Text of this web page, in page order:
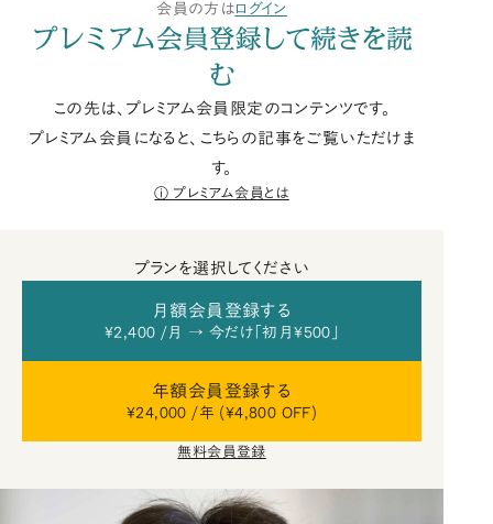
会員の方はログイン
プレミアム会員登録して続きを読
む
この先は、プレミアム会員限定のコンテンツです。
プレミアム会員になると、こちらの記事をご覧いただけま
す。
プレミアム会員とは
プランを選択してください
月額会員登録する
¥2,400 /月 → 今だけ「初月¥500」
年額会員登録する
¥24,000 /年 (¥4,800 OFF)
無料会員登録